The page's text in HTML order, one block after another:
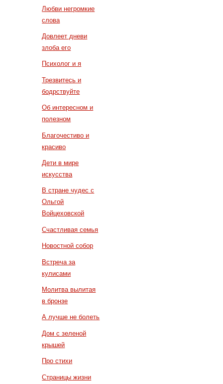
Любви негромкие
слова
Довлеет дневи
злоба его
Психолог и я
Трезвитесь и
бодрствуйте
Об интересном и
полезном
Благочестиво и
красиво
Дети в мире
искусства
В стране чудес с
Ольгой
Войцеховской
Счастливая семья
Новостной собор
Встреча за
кулисами
Молитва вылитая
в бронзе
А лучше не болеть
Дом с зеленой
крышей
Про стихи
Страницы жизни